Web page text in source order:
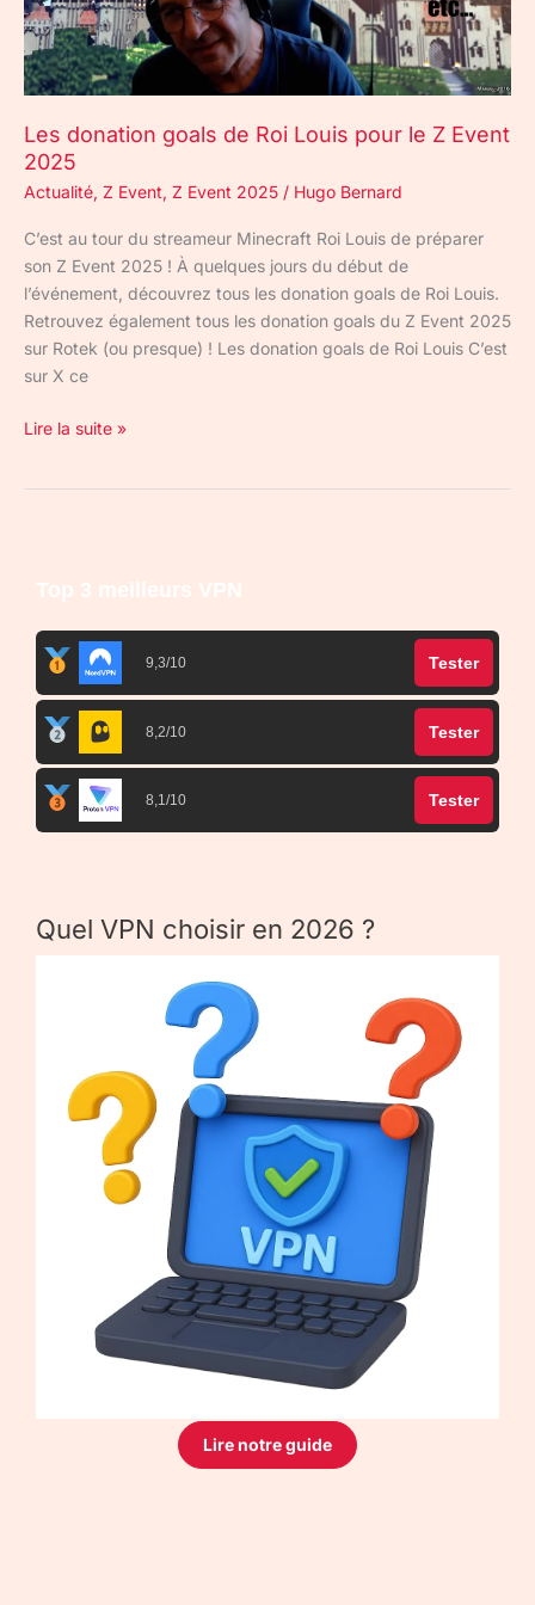
Les donation goals de Roi Louis pour le Z Event
2025
Actualité, Z Event, Z Event 2025 / Hugo Bernard
C’est au tour du streameur Minecraft Roi Louis de préparer
son Z Event 2025 ! À quelques jours du début de
l’événement, découvrez tous les donation goals de Roi Louis.
Retrouvez également tous les donation goals du Z Event 2025
sur Rotek (ou presque) ! Les donation goals de Roi Louis C’est
sur X ce
le
Z
Event
Lire la suite »
Top 3 meilleurs VPN
9,3/10 Tester
8,2/10 Tester
8,1/10 Tester
Quel VPN choisir en 2026 ?
Lire notre guide